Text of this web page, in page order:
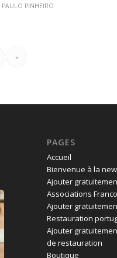
PAULO PINHEIRO
»
PAGES
Accueil
Bienvenue à la
Ajouter
Associations
Ajouter
Restauration
Ajouter
de restauration
Boutique